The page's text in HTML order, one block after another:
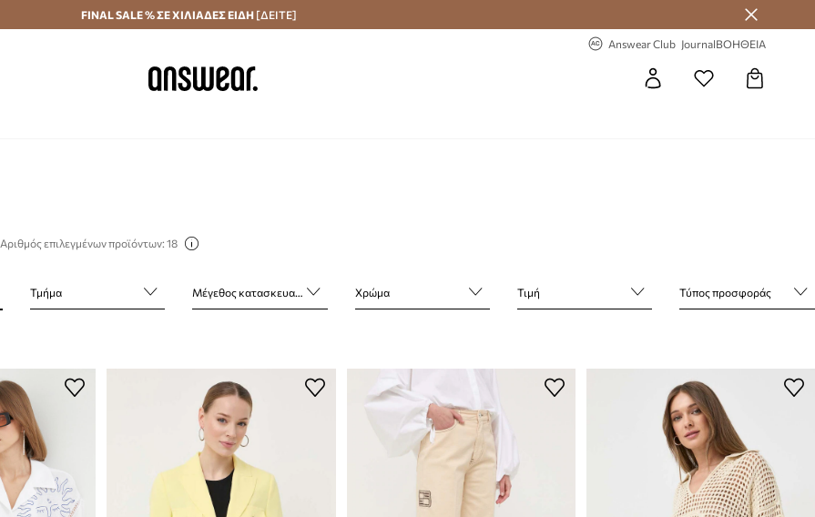
Αποστολή σε 24 ώρες Εξοικονομήστε με το Answear Club
FINAL SALE % ΣΕ ΧΙΛΙΑΔΕΣ ΕΙΔΗ [ΔΕΙΤΕ]
Answear Club JournalΒΟΗΘΕΙΑ
Αριθμός επιλεγμένων προϊόντων: 18
Τμήμα Μέγεθος κατασκευαστή Χρώμα Τιμή Τύπος προσφοράς